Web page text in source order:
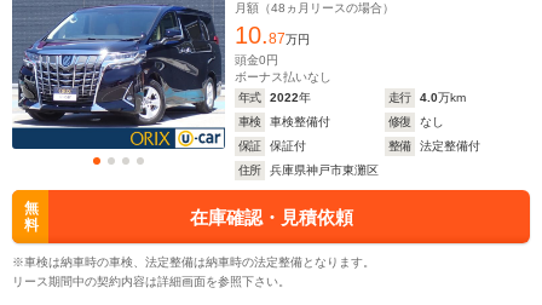
月額（48 ヵ月リースの場合）
10.87万円
頭金0円
ボーナス払いなし
年式
2022年 走行 4.0万km
車検
車検整備付 修復
なし
保証
保証付 整備
法定整備付
住所
兵庫県神戸市東灘区
無
料
在庫確認・見積依頼
※車検は納車時の車検、法定整備は納車時の法定整備となります。
リース期間中の契約内容は詳細画面を参照下さい。